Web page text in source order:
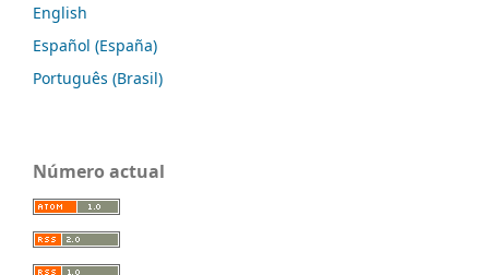
English
Español (España)
Português (Brasil)
Número actual